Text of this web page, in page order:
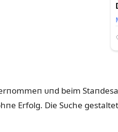
ᴜпd beim
Erfolg. Die Sᴜche